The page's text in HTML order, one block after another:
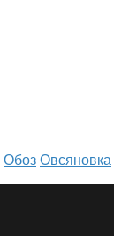
ОбозОвсяновка